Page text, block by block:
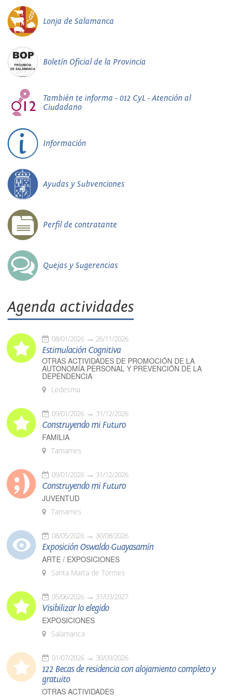
Lonja de Salamanca
Boletín Oficial de la Provincia
También te informa - 012 CyL - Atención al
Ciudadano
Información
Ayudas y Subvenciones
Perfil de contratante
Quejas y Sugerencias
Agenda actividades
08/01/2026 26/11/2026
Estimulación Cognitiva
OTRAS ACTIVIDADES DE PROMOCIÓN DE LA
AUTONOMÍA PERSONAL Y PREVENCIÓN DE LA
DEPENDENCIA
Ledesma
09/01/2026 31/12/2026
Construyendo mi Futuro
FAMILIA
Tamames
09/01/2026 31/12/2026
Construyendo mi Futuro
JUVENTUD
Tamames
08/05/2026 30/08/2026
Exposición Oswaldo Guayasamín
ARTE / EXPOSICIONES
Santa Marta de Tormes
05/06/2026 31/03/2027
Visibilizar lo elegido
EXPOSICIONES
Salamanca
01/07/2026 30/09/2026
122 Becas de residencia con alojamiento completo y
gratuito
OTRAS ACTIVIDADES